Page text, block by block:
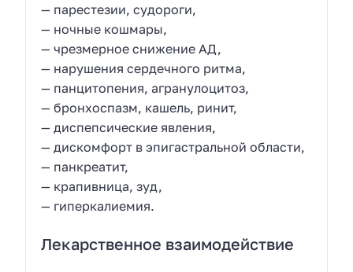
— парестезии, судороги,
— ночные кошмары,
— чрезмерное снижение АД,
— нарушения сердечного ритма,
— панцитопения, агранулоцитоз,
— бронхоспазм, кашель, ринит,
— диспепсические явления,
— дискомфорт в эпигастральной области,
— панкреатит,
— крапивница, зуд,
— гиперкалиемия.
Лекарственное взаимодействие